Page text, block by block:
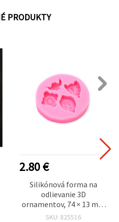
PRODUKTY
2.80 €
Silikónová forma na
odlievanie 3D
ornamentov, 74 × 13 mm
— flexibilná, opakovane
SKU: 825516